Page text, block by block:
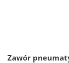
Zawór